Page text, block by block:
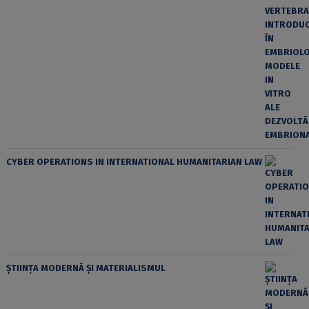
CYBER OPERATIONS IN INTERNATIONAL HUMANITARIAN LAW
ȘTIINȚA MODERNĂ ȘI MATERIALISMUL